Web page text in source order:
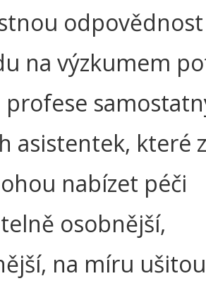
na výzkumem
asistentek, které
nabízet péči
osobnější,
na míru